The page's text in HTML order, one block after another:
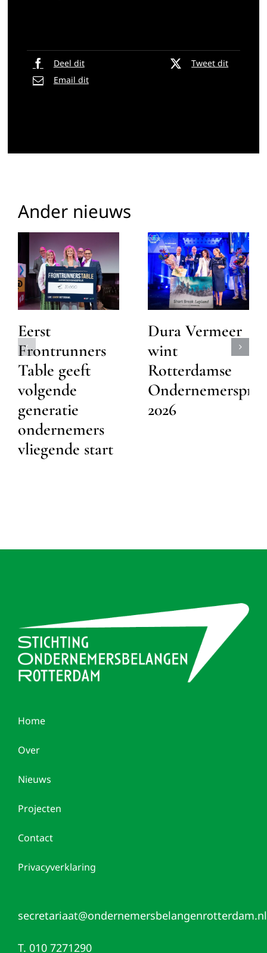
Deel dit
Tweet dit
Email dit
Ander nieuws
Eerst
Frontrunners
Table geeft
volgende
generatie
ondernemers
vliegende start
Dura Vermeer
wint
Rotterdamse
Ondernemersprijs
2026
Home
Over
Nieuws
Projecten
Contact
Privacyverklaring
secretariaat@ondernemersbelangenrotterdam.nl
T. 010 7271290